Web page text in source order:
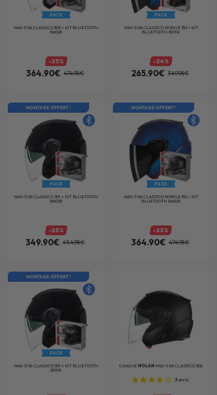
PACK
N40-5 06 CLASSICO 303 + KIT BLUETOOTH
B602R
-23%
364.90€ 474.98€
PACK
N40-5 06 CLASSICO NOBILE 312 + KIT
BLUETOOTH B101R
-24%
265.90€ 349.98€
MONTAGE OFFERT !
PACK
N40-5 06 CLASSICO 301 + KIT BLUETOOTH
B602R
-23%
349.90€ 454.98€
MONTAGE OFFERT !
PACK
N40-5 06 CLASSICO NOBILE 312 + KIT
BLUETOOTH B602R
-23%
364.90€ 474.98€
MONTAGE OFFERT !
PACK
N40-5 06 CLASSICO 301 + KIT BLUETOOTH
B101R
CASQUENOLAN N40-5 06 CLASSICO 302
3avis